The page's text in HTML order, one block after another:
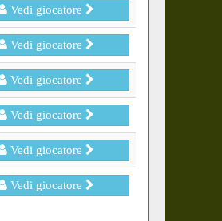
Vedi giocatore
Vedi giocatore
Vedi giocatore
Vedi giocatore
Vedi giocatore
Vedi giocatore